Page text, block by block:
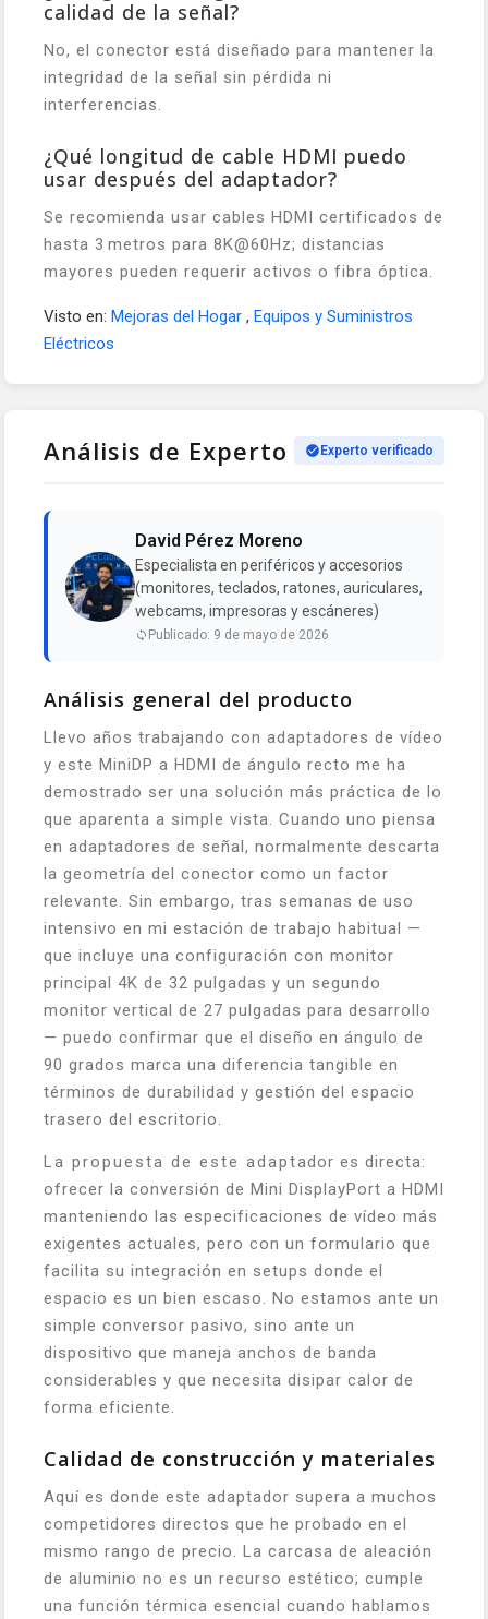
calidad de la señal?
No, el conector está diseñado para mantener la
integridad de la señal sin pérdida ni
interferencias.
¿Qué longitud de cable HDMI puedo
usar después del adaptador?
Se recomienda usar cables HDMI certificados de
hasta 3 metros para 8K@60Hz; distancias
mayores pueden requerir activos o fibra óptica.
Visto en: Mejoras del Hogar , Equipos y Suministros
Eléctricos
Análisis de Experto Experto verificado
David Pérez Moreno
Especialista en periféricos y accesorios
(monitores, teclados, ratones, auriculares,
webcams, impresoras y escáneres)
Publicado: 9 de mayo de 2026
Análisis general del producto
Llevo años trabajando con adaptadores de vídeo
y este MiniDP a HDMI de ángulo recto me ha
demostrado ser una solución más práctica de lo
que aparenta a simple vista. Cuando uno piensa
en adaptadores de señal, normalmente descarta
la geometría del conector como un factor
relevante. Sin embargo, tras semanas de uso
intensivo en mi estación de trabajo habitual —
que incluye una configuración con monitor
principal 4K de 32 pulgadas y un segundo
monitor vertical de 27 pulgadas para desarrollo
— puedo confirmar que el diseño en ángulo de
90 grados marca una diferencia tangible en
términos de durabilidad y gestión del espacio
trasero del escritorio.
La propuesta de este adaptador es directa:
ofrecer la conversión de Mini DisplayPort a HDMI
manteniendo las especificaciones de vídeo más
exigentes actuales, pero con un formulario que
facilita su integración en setups donde el
espacio es un bien escaso. No estamos ante un
simple conversor pasivo, sino ante un
dispositivo que maneja anchos de banda
considerables y que necesita disipar calor de
forma eficiente.
Calidad de construcción y materiales
Aquí es donde este adaptador supera a muchos
competidores directos que he probado en el
mismo rango de precio. La carcasa de aleación
de aluminio no es un recurso estético; cumple
una función térmica esencial cuando hablamos